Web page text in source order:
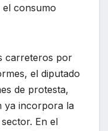
consumo
carreteros por
el diputado
de protesta,
ya incorpora la
En el